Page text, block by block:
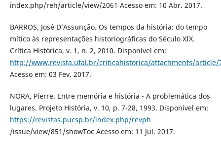
index.php/reh/article/view/2061 Acesso em: 10 Abr. 2017.
BARROS, José D’Assunção. Os tempos da história: do tempo
mítico às representações historiográficas do Século XIX.
Crítica Histórica, v. 1, n. 2, 2010. Disponível em:
http://www.revista.ufal.br/criticahistorica/attachments/article/
Acesso em: 03 Fev. 2017.
NORA, Pierre. Entre memória e história - A problemática dos
lugares. Projeto História, v. 10, p. 7-28, 1993. Disponível em:
https://revistas.pucsp.br/index.php/revph
/issue/view/851/showToc Acesso em: 11 Jul. 2017.